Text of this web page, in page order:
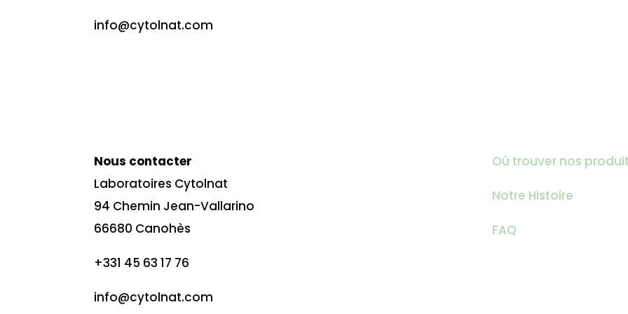
info@cytolnat.com
Nous contacter
Laboratoires Cytolnat
94 Chemin Jean-Vallarino
66680 Canohès
+331 45 63 17 76
info@cytolnat.com
Où trouver nos
Notre Histoire
FAQ